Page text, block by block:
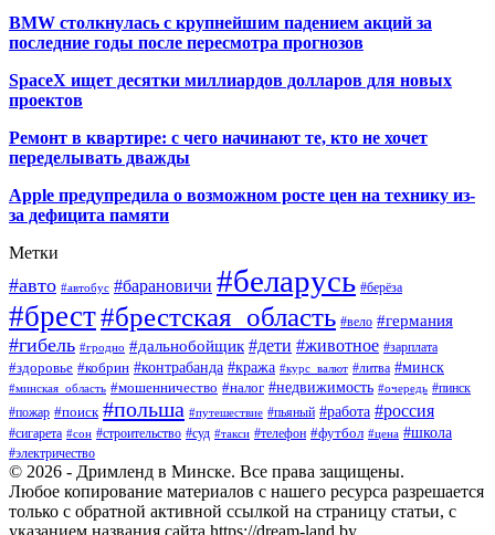
BMW столкнулась с крупнейшим падением акций за
последние годы после пересмотра прогнозов
SpaceX ищет десятки миллиардов долларов для новых
проектов
Ремонт в квартире: с чего начинают те, кто не хочет
переделывать дважды
Apple предупредила о возможном росте цен на технику из-
за дефицита памяти
Метки
#авто #автобус #барановичи #беларусь #берёза
#брест#брестская_область #вело #германия
#гибель #гродно #дальнобойщик #дети #животное #зарплата
#здоровье #кобрин #контрабанда #кража #курс_валют #литва #минск
#минская_область #мошенничество #налог #недвижимость #очередь #пинск
#пожар #поиск #польша #путешествие #пьяный #работа #россия
#сигарета #сон #строительство #суд #такси #телефон #футбол #цена #школа
#электричество
© 2026 - Дримленд в Минске. Все права защищены.
Любое копирование материалов с нашего ресурса разрешается
только с обратной активной ссылкой на страницу статьи, с